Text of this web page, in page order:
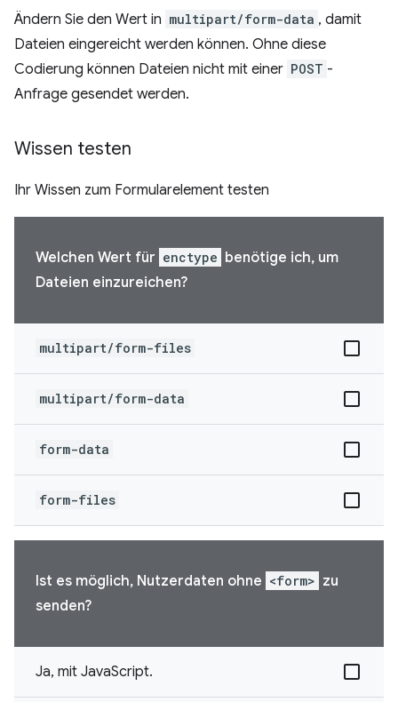
Ändern Sie den Wert in multipart/form-data , damit
Dateien eingereicht werden können. Ohne diese
Codierung können Dateien nicht mit einer POST -
Anfrage gesendet werden.
Wissen testen
Ihr Wissen zum Formularelement testen
Welchen Wert für enctype benötige ich, um
Dateien einzureichen?
multipart/form-files
multipart/form-data
form-data
form-files
Ist es möglich, Nutzerdaten ohne <form> zu
senden?
Ja, mit JavaScript.